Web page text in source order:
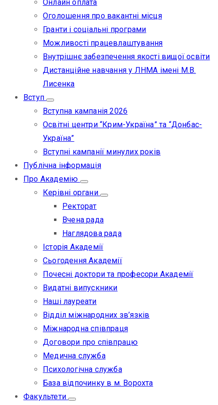
Онлайн оплата
Оголошення про вакантні місця
Гранти і соціальні програми
Можливості працевлаштування
Внутрішнє забезпечення якості вищої освіти
Дистанційне навчання у ЛНМА імені М.В.
Лисенка
Вступ
Вступна кампанія 2026
Освітні центри “Крим-Україна” та “Донбас-
Україна”
Вступні кампанії минулих років
Публічна інформація
Про Академію
Керівні органи
Ректорат
Вчена рада
Наглядова рада
Історія Академії
Сьогодення Академії
Почесні доктори та професори Академії
Видатні випускники
Наші лауреати
Відділ міжнародних зв’язків
Міжнародна співпраця
Договори про співпрацю
Медична служба
Психологічна служба
База відпочинку в м. Ворохта
Факультети